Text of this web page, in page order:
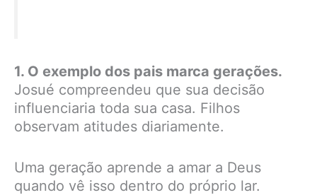
1. O exemplo dos pais marca gerações.
Josué compreendeu que sua decisão
influenciaria toda sua casa. Filhos
observam atitudes diariamente.
Uma geração aprende a amar a Deus
quando vê isso dentro do próprio lar.